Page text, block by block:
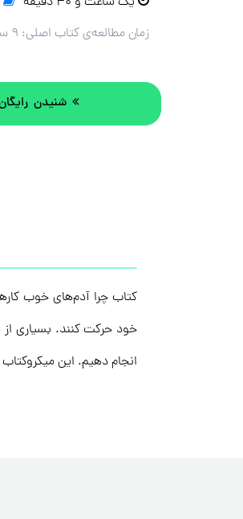
زمان مطالعه‌ی کتاب اصلی: ۹ ساعت و ۱۵ دقیقه
شنیدن
کتاب چرا آدم‌های خوب
خود حرکت کنند. بسیاری از
انجام دهیم. این